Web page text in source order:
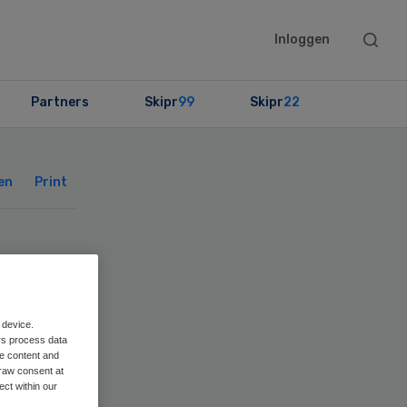
Inloggen
Search
Partners Skipr99 Skipr22
Print
process data
content and
consent at
within our